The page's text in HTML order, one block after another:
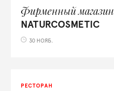
Фирменный магазин
NATURCOSMETIC
30 НОЯБ.
РЕСТОРАН